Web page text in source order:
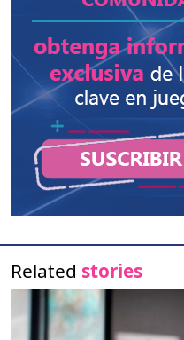
Related stories